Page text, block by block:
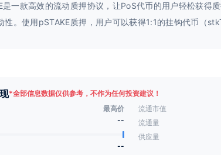
是一款高效的流动质押协议，让PoS代币的用户轻松获得
性。使用pSTAKE质押，用户可以获得1:1的挂钩代币（
*全部信息数据仅供参考，不作为任何投资建议！
最高价
--
--
流通市值
流通量
供应量